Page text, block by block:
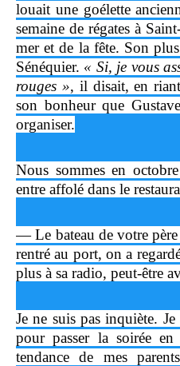
louait une goélette
semaine de régates à
mer et de la fête. Son
Sénéquier. « Si, je vous
rouges », il disait, en
son bonheur que
organiser.
Nous sommes en
entre affolé dans le
— Le bateau de votre
rentré au port, on a
plus à sa radio, peut-être
Je ne suis pas inquiète.
pour passer la soirée
tendance de mes